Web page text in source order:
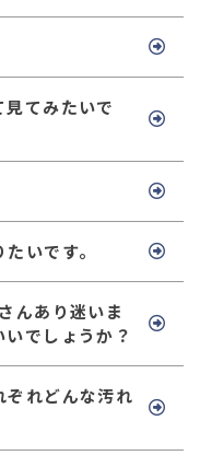
てみたいで
いです。
んあり迷いま
でしょうか？
ぞれどんな汚れ